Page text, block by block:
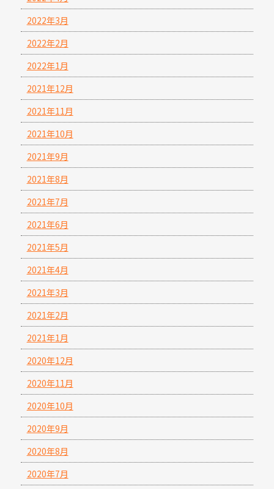
2022年3月
2022年2月
2022年1月
2021年12月
2021年11月
2021年10月
2021年9月
2021年8月
2021年7月
2021年6月
2021年5月
2021年4月
2021年3月
2021年2月
2021年1月
2020年12月
2020年11月
2020年10月
2020年9月
2020年8月
2020年7月